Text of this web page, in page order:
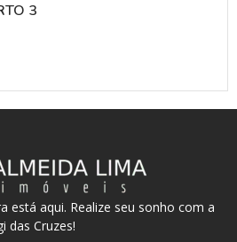
3
está aqui. Realize seu sonho com a
das Cruzes!